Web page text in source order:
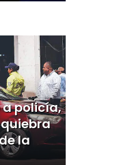
a policía,
la